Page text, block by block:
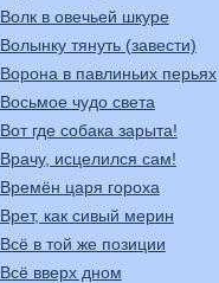
Волк в овечьей шкуре
Волынку тянуть (завести)
Ворона в павлиньих перьях
Восьмое чудо света
Вот где собака зарыта!
Врачу, исцелился сам!
Времён царя гороха
Врет, как сивый мерин
Всё в той же позиции
Всё вверх дном